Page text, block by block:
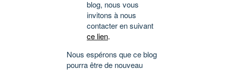
blog, nous vous
invitons à nous
contacter en suivant
ce lien.
Nous espérons que ce blog
pourra être de nouveau